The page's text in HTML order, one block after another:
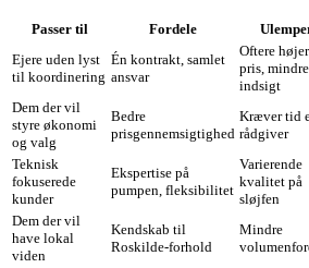
Passer til Fordele
Ejere uden lyst
til koordinering
Én kontrakt, samlet
ansvar
Oftere
pris, mindre
indsigt
Dem der vil
styre økonomi
og valg
Bedre
prisgennemsigtighed
Kræver tid
rådgiver
Teknisk
fokuserede
kunder
Ekspertise på
pumpen, fleksibilitet
Varierende
kvalitet på
sløjfen
Dem der vil
have lokal
viden
Kendskab til
Roskilde-forhold
Mindre